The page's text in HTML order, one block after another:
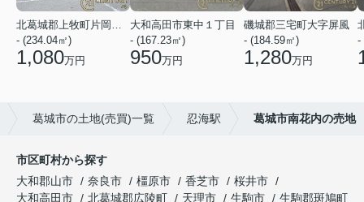
北葛城郡上牧町片岡台１丁目
- (234.04㎡)
1,080万円
大和高田市東中１丁目
- (167.23㎡)
950万円
磯城郡三宅町大字屏風
- (184.59㎡)
1,280万円
-
葛城市の土地(売買)一覧 忍海駅 葛城市南花内の売地
市区町村から探す
大和郡山市
奈良市 橿原市 香芝市
桜井市
大和高田市
北葛城郡広陵町 天理市 生駒市
生駒郡斑鳩町